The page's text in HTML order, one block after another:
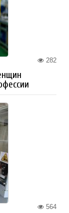
282
564